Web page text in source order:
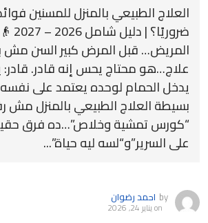
العلاج الطبيعي بالمنزل للمسنين
المريض… قبل المرض كبير السن
علاج…هو محتاج يحس إنه قادر.
يدخل الحمام لوحده يعتمد على
بسيطة العلاج الطبيعي بالمنزل مش
“كورس تمشية وخلاص”…ده فرق
على السرير”و“لسه ليه حياة”...
by احمد رضوان
onيناير 24, 2026